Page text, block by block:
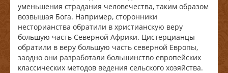
уменьшения страдания человечества, таким образом
возвышая Бога. Например, сторонники
несторианства обратили в христианскую веру
большую часть Северной Африки. Цистерцианцы
обратили в веру большую часть северной Европы,
заодно они разработали большинство европейских
классических методов ведения сельского хозяйства.